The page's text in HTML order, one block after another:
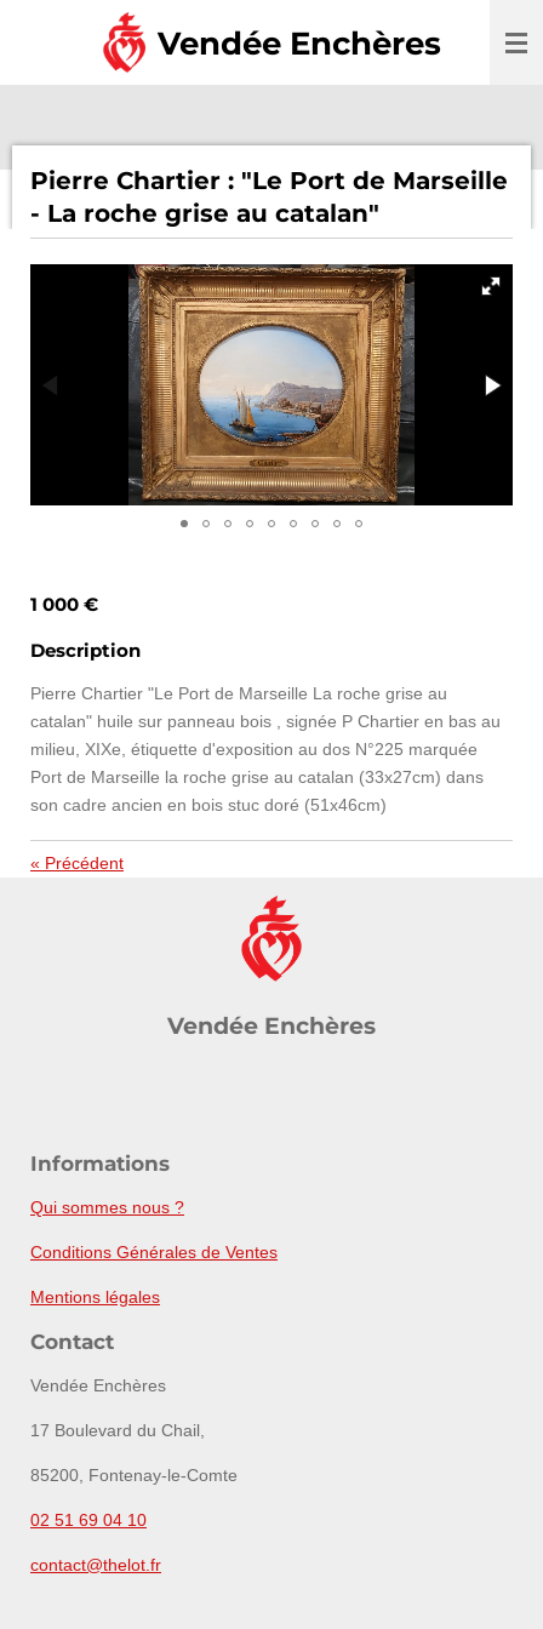
Vendée Enchères
Pierre Chartier : "Le Port de Marseille
- La roche grise au catalan"
1 000 €
Description
Pierre Chartier "Le Port de Marseille La roche grise au
catalan" huile sur panneau bois , signée P Chartier en bas au
milieu, XIXe, étiquette d'exposition au dos N°225 marquée
Port de Marseille la roche grise au catalan (33x27cm) dans
son cadre ancien en bois stuc doré (51x46cm)
« Précédent
Vendée Enchères
Informations
Qui sommes nous ?
Conditions Générales de Ventes
Mentions légales
Contact
Vendée Enchères
17 Boulevard du Chail,
85200, Fontenay-le-Comte
02 51 69 04 10
contact@thelot.fr